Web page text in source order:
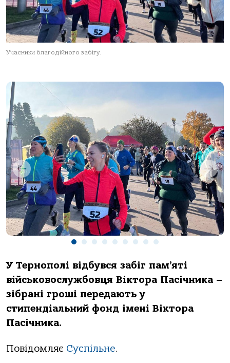
Учасники благодійного забігу.
У Тернополі відбувся забіг пам’яті
військовослужбовця Віктора Пасічника –
зібрані гроші передають у
стипендіальний фонд імені Віктора
Пасічника.
Повідомляє Суспільне.